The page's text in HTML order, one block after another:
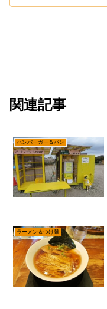
関連記事
ハンバーガー＆パン
ラーメン＆つけ麺